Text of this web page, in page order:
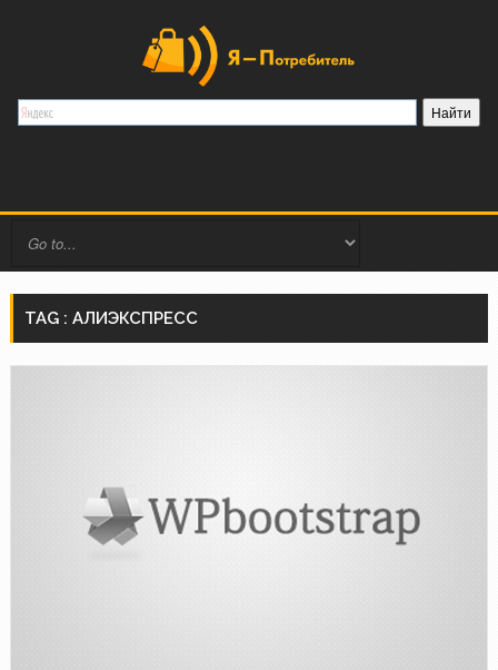
TAG : АЛИЭКСПРЕСС